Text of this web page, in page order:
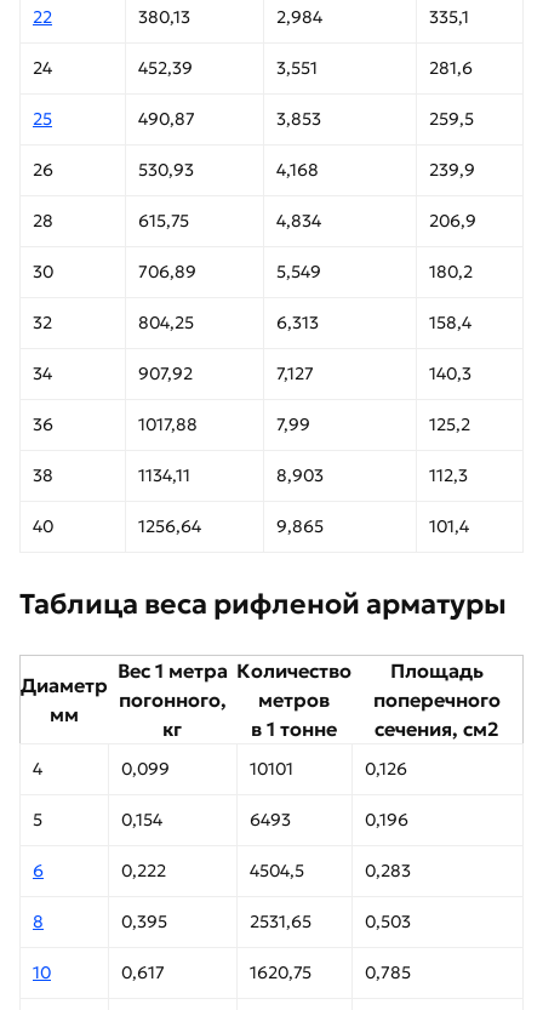
22 380,13 2,984 335,1
24 452,39 3,551 281,6
25 490,87 3,853 259,5
26 530,93 4,168 239,9
28 615,75 4,834 206,9
30 706,89 5,549 180,2
32 804,25 6,313 158,4
34 907,92 7,127 140,3
36 1017,88 7,99 125,2
38 1134,11 8,903 112,3
40 1256,64 9,865 101,4
Таблица веса рифленой арматуры
Диаметр
мм
Вес 1 метра
погонного,
кг
Количество
метров
в 1 тонне
Площадь
поперечного
сечения, см2
4 0,099 10101 0,126
5 0,154 6493 0,196
6 0,222 4504,5 0,283
8 0,395 2531,65 0,503
10 0,617 1620,75 0,785